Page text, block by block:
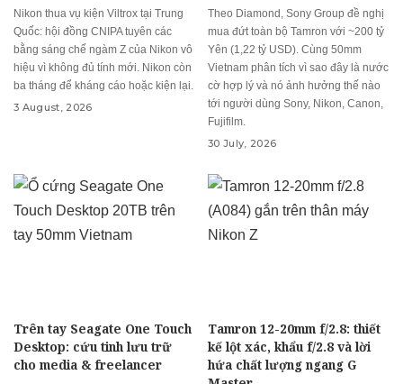
Nikon thua vụ kiện Viltrox tại Trung
Quốc: hội đồng CNIPA tuyên các
bằng sáng chế ngàm Z của Nikon vô
hiệu vì không đủ tính mới. Nikon còn
ba tháng để kháng cáo hoặc kiện lại.
3 August, 2026
Theo Diamond, Sony Group đề nghị
mua đứt toàn bộ Tamron với ~200 tỷ
Yên (1,22 tỷ USD). Cùng 50mm
Vietnam phân tích vì sao đây là nước
cờ hợp lý và nó ảnh hưởng thế nào
tới người dùng Sony, Nikon, Canon,
Fujifilm.
30 July, 2026
Trên tay Seagate One Touch
Desktop: cứu tinh lưu trữ
cho media & freelancer
Tamron 12-20mm f/2.8: thiết
kế lột xác, khẩu f/2.8 và lời
hứa chất lượng ngang G